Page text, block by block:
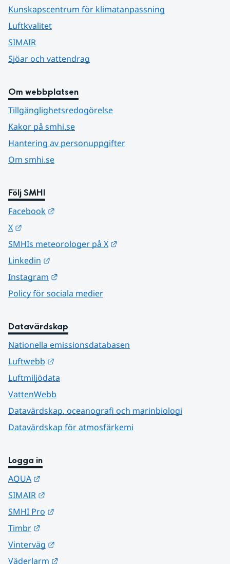
Kunskapscentrum för klimatanpassning
Luftkvalitet
SIMAIR
Sjöar och vattendrag
Om webbplatsen
Tillgänglighetsredogörelse
Kakor på smhi.se
Hantering av personuppgifter
Om smhi.se
Följ SMHI
Facebook
X
SMHIs meteorologer på X
Linkedin
Instagram
Policy för sociala medier
Datavärdskap
Nationella emissionsdatabasen
Luftwebb
Luftmiljödata
VattenWebb
Datavärdskap, oceanografi och marinbiologi
Datavärdskap för atmosfärkemi
Logga in
AQUA
SIMAIR
SMHI Pro
Timbr
Vinterväg
Väderlarm